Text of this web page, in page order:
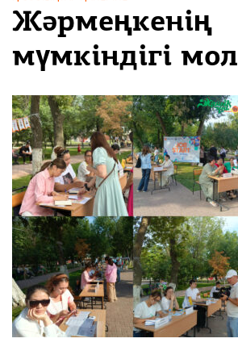
Жәрмеңкенің
мүмкіндігі мол